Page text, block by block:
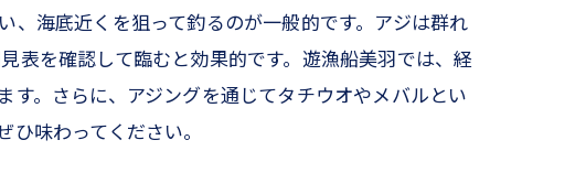
験しよう
、海底近くを狙って釣るのが一般的です。アジは群れ
表を確認して臨むと効果的です。遊漁船美羽では、経
。さらに、アジングを通じてタチウオやメバルとい
味わってください。